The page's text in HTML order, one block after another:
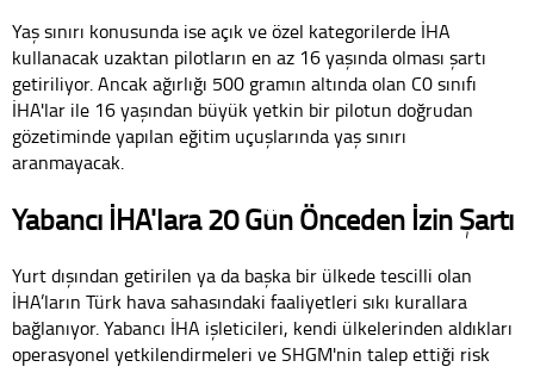
Yaş sınırı konusunda ise açık ve özel kategorilerde İHA
kullanacak uzaktan pilotların en az 16 yaşında olması şartı
getiriliyor. Ancak ağırlığı 500 gramın altında olan C0 sınıfı
İHA'lar ile 16 yaşından büyük yetkin bir pilotun doğrudan
gözetiminde yapılan eğitim uçuşlarında yaş sınırı
aranmayacak.
Yabancı İHA'lara 20 Gün Önceden İzin Şartı
Yurt dışından getirilen ya da başka bir ülkede tescilli olan
İHA’ların Türk hava sahasındaki faaliyetleri sıkı kurallara
bağlanıyor. Yabancı İHA işleticileri, kendi ülkelerinden aldıkları
operasyonel yetkilendirmeleri ve SHGM'nin talep ettiği risk